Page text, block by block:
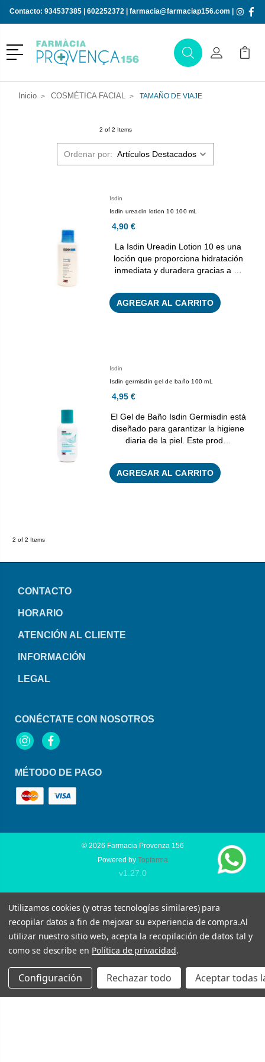
Contacto: 934537385| 602252372| farmacia@farmaciap156.com
Menú
BuscarMi Cuenta
Mi
Inicio COSMÉTICA FACIAL TAMAÑO DE VIAJE
2 of 2 Items
Ordenar por:
Isdin
Isdin ureadin lotion 10 100 mL
4,90 €
La Isdin Ureadin Lotion 10 es una
loción que proporciona hidratación
inmediata y duradera gracias a …
AGREGAR AL CARRITO
Isdin
Isdin germisdin gel de baño 100 mL
4,95 €
El Gel de Baño Isdin Germisdin está
diseñado para garantizar la higiene
diaria de la piel. Este prod…
AGREGAR AL CARRITO
2 of 2 Items
CONTACTO
HORARIO
ATENCIÓN AL CLIENTE
INFORMACIÓN
LEGAL
CONÉCTATE CON NOSOTROS
InstagramFacebook
MÉTODO DE PAGO
© 2026 Farmacia Provenza 156
Powered by Topfarma
v1.27.0
Utilizamos cookies (y otras tecnologías similares) para
recopilar datos a fin de mejorar su experiencia de compra.Al
utilizar nuestro sitio web, acepta la recopilación de datos tal y
como se describe en Política de privacidad.
Configuración Rechazar todo Aceptar todas